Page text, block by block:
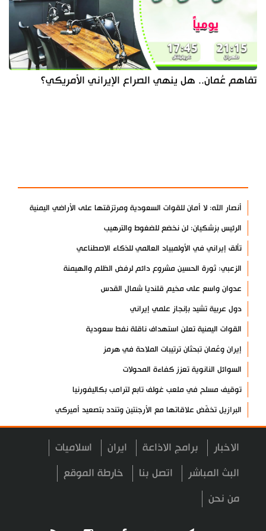
تفاهم عُمان.. هل ينهي الصراع الإيراني الأمريكي؟
أنصار الله: لا أمان للقوات السعودية ومرتزقتها على الأراضي اليمنية
الرئيس بزشكيان: لن نخضع للضغوط والترهيب
تألق إيراني في الأولمبياد العالمي للذكاء الاصطناعي
الزعبي: ثورة الحسين مشروع دائم لرفض الظلم والهيمنة
عدوان واسع على مخيم قلنديا شمال القدس
دول عربية تشيد بإنجاز علمي إيراني
القوات اليمنية تعلن استهداف ناقلة نفط سعودية
إيران وعُمان تبحثان ترتيبات الملاحة في هرمز
السوائل النانوية تعزز كفاءة المحولات
توقيف مسلح في ملعب غولف تابع لترامب بكاليفورنيا
البرازيل تخفّض علاقاتها مع الأرجنتين وتندد بتصعيد أميركي
علي السيد: صمت الحكومة يضعف موقف لبنان
انخفاض حاد في مخزون الصواريخ الأمريكية
العراق يعلن نجاح خطة زيارة الأربعين
رضائي: إيران جاهزة للدفاع عن سيادتها
الاخبار برامج الاذاعة ايران اسلاميات
البث المباشر اتصل بنا خارطة الموقع
من نحن